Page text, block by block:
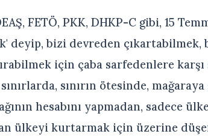
FETÖ, PKK, DHKP-C gibi, 15
deyip, bizi devreden
için çaba sarfedenlere
sınırın ötesinde,
hesabını yapmadan, sadece
ülkeyi kurtarmak için üzerine